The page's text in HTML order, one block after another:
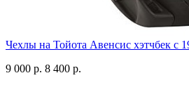
Чехлы на Тойота Авенсис хэтчбек с
9 000 р. 8 400 р.